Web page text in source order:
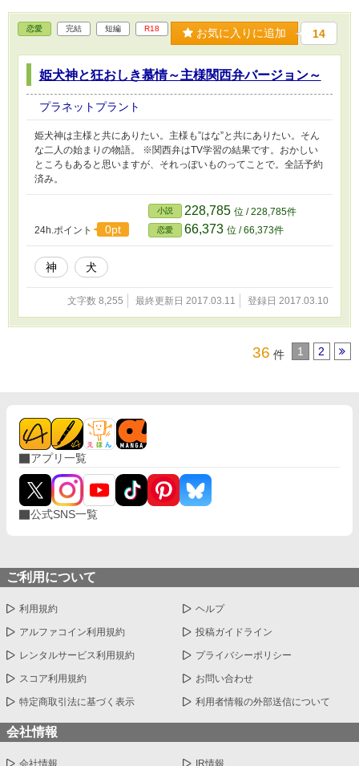
恋愛 完結 短編 R18 お気に入りに追加 14
姫犬神と狂おしき慕情～主様関西弁バージョン～
プラネットプラント
姫犬神は主様と共にありたい。主様も”はな”と共にありたい。そん
な二人の始まりの物語。 ※関西弁はTV学習の結果です。おかしい
ところもあると思いますが、それっぽいものってことで。全話予約
済み。
24h.ポイント 0pt
小説 228,785 位 / 228,785件
恋愛 66,373 位 / 66,373件
神 犬
文字数 8,255 最終更新日 2017.03.11 登録日 2017.03.10
36 件 1 2
アプリ一覧
公式SNS一覧
ご利用について
利用規約 ヘルプ
アルファコイン利用規約 投稿ガイドライン
レンタルサービス利用規約 プライバシーポリシー
スコア利用規約 お問い合わせ
特定商取引法に基づく表示 利用者情報の外部送信について
会社情報